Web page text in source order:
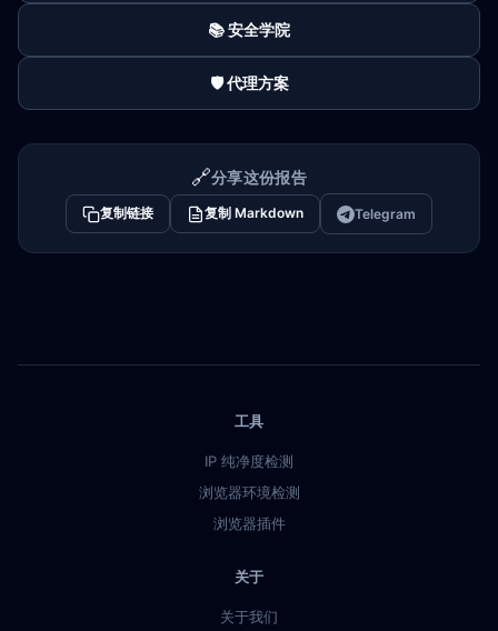
📚 安全学院
🛡️ 代理方案
🔗分享这份报告
复制链接 复制 Markdown Telegram
工具
IP 纯净度检测
浏览器环境检测
浏览器插件
关于
关于我们